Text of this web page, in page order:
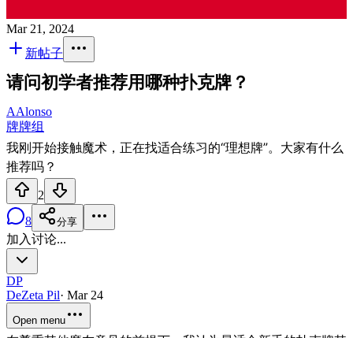
Mar 21, 2024
新帖子
请问初学者推荐用哪种扑克牌？
AAlonso
牌牌组
我刚开始接触魔术，正在找适合练习的“理想牌”。大家有什么
推荐吗？
2
8
分享
加入讨论...
DP
DeZeta Pil· Mar 24
Open menu